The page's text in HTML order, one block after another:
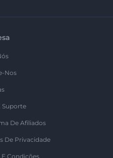
Nos
Suporte
De Afiliados
De Privacidade
E Condições